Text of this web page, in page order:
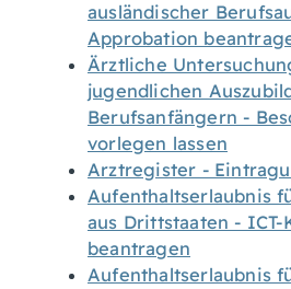
ausländischer
Approbation
Ärztliche
jugendlichen
Berufsanfängern -
vorlegen lassen
Arztregister -
Aufenthaltserlaubnis
aus Drittstaaten - ICT-
beantragen
Aufenthaltserlaubnis